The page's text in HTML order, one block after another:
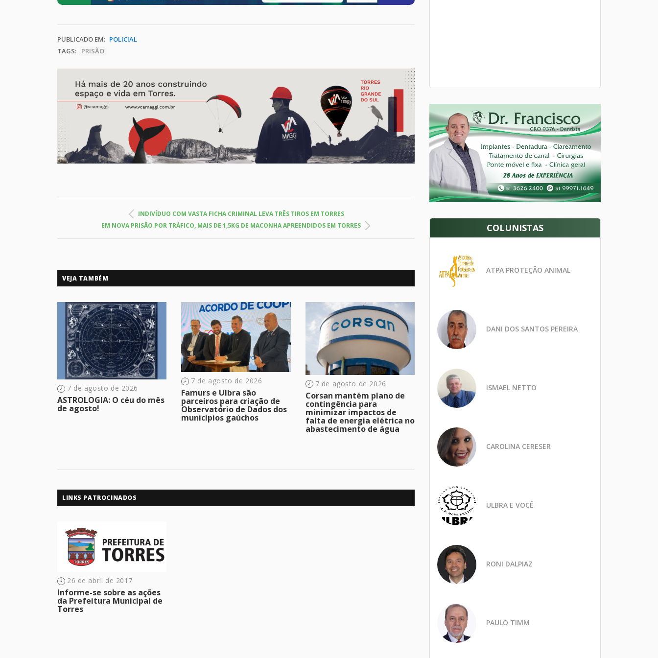
PUBLICADO EM: POLICIAL
TAGS:
PRISÃO
INDIVÍDUO COM VASTA FICHA CRIMINAL LEVA TRÊS TIROS EM TORRES
EM NOVA PRISÃO POR TRÁFICO, MAIS DE 1,5KG DE MACONHA APREENDIDOS EM TORRES
VEJA TAMBÉM
7 de agosto de 2026
ASTROLOGIA: O céu do mês
de agosto!
7 de agosto de 2026
Famurs e Ulbra são
parceiros para criação de
Observatório de Dados dos
municípios gaúchos
7 de agosto de 2026
Corsan mantém plano de
contingência para
minimizar impactos de
falta de energia elétrica no
abastecimento de água
LINKS PATROCINADOS
26 de abril de 2017
Informe-se sobre as ações
da Prefeitura Municipal de
Torres
COLUNISTAS
ATPA PROTEÇÃO ANIMAL
DANI DOS SANTOS PEREIRA
ISMAEL NETTO
CAROLINA CERESER
ULBRA E VOCÊ
RONI DALPIAZ
PAULO TIMM